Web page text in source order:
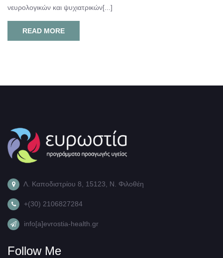
νευρολογικών και ψυχιατρικών[...]
READ MORE
Λ. Καποδιστρίου 8, 15123, Ν. Φιλοθέη
+(30) 2106827284
info[a]evrostia-health.gr
Follow Me